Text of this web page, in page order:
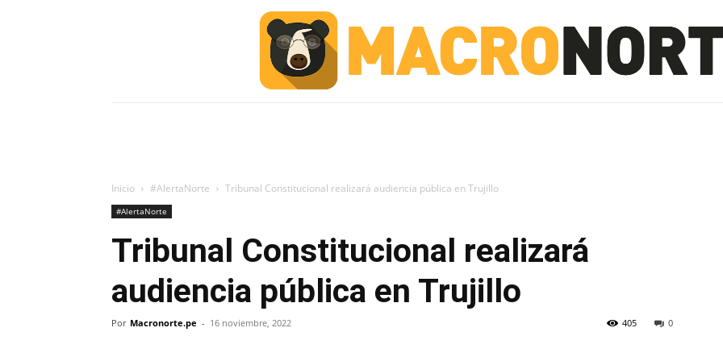
Inicio #AlertaNorte Tribunal Constitucional realizará audiencia pública en Trujillo
#AlertaNorte
Tribunal Constitucional realizará
audiencia pública en Trujillo
Por Macronorte.pe - 16 noviembre, 2022 0
405